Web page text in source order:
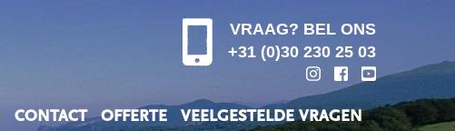
VRAAG? BEL ONS
+31 (0)30 230 25 03
CONTACT OFFERTE VEELGESTELDE VRAGEN